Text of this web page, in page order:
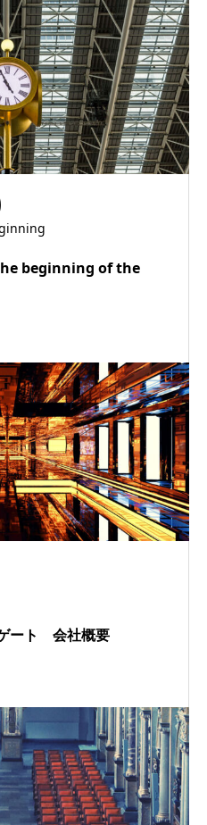
beginning of the
ート 会社概要